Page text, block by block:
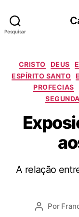
Pesquisar
CRISTO DEUS
ESPÍRITO SANTO
PROFECIAS
A relação
A Por